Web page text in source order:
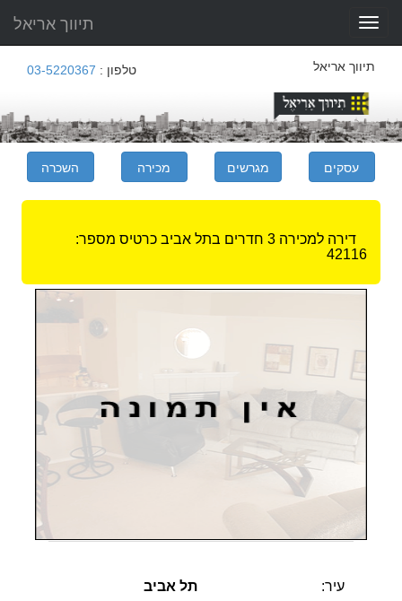
Toggle
navigation
תיווך אריאל
טלפון : 03-5220367 תיווך אריאל
דירה למכירה 3 חדרים בתל אביב
כרטיס מספר:
42116
עיר: תל אביב